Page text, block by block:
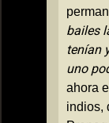
bailes
tenían
uno
ahora
indios,